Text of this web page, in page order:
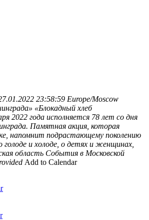
23:58:59 Europe/Moscow
«Блокадный хлеб
2022 года исполняется 78 лет со дня
Памятная акция, которая
напомнит подрастающему поколению
голоде и холоде, о детях и женщинах,
область События в Московской
Add to Calendar